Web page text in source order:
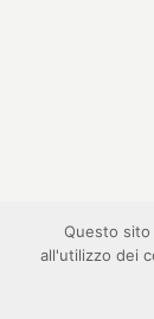
Questo sito
all'utilizzo dei